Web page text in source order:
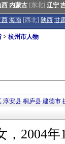
西 内蒙古 [东北] 辽宁
西 海南 [西北] 陕西 甘
> 杭州市人物
淳安县 桐庐县 建德市
，2004年